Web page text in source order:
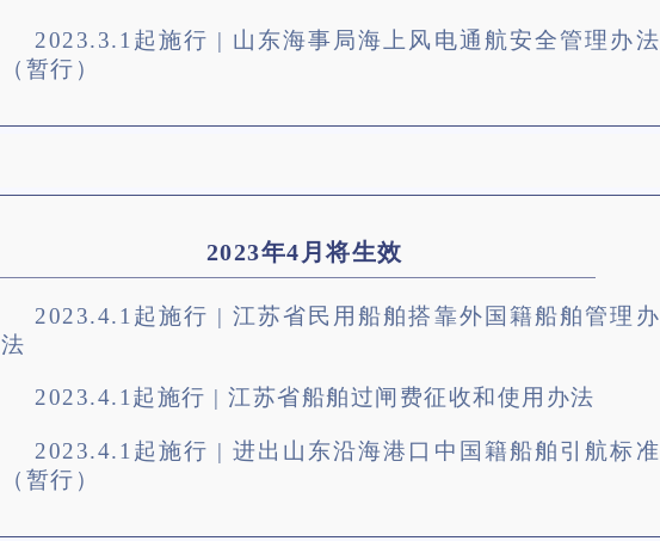
2023.3.1起施行 | 山东海事局海上风电通航安全管理办法
（暂行）
2023年4月将生效
2023.4.1起施行 | 江苏省民用船舶搭靠外国籍船舶管理办
法
2023.4.1起施行 | 江苏省船舶过闸费征收和使用办法
2023.4.1起施行 | 进出山东沿海港口中国籍船舶引航标准
（暂行）